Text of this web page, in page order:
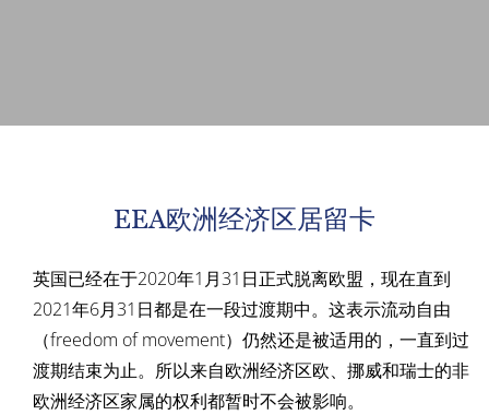
EEA欧洲经济区居留卡
英国已经在于2020年1月31日正式脱离欧盟，现在直到
2021年6月31日都是在一段过渡期中。这表示流动自由
（freedom of movement）仍然还是被适用的，一直到过
渡期结束为止。所以来自欧洲经济区欧、挪威和瑞士的非
欧洲经济区家属的权利都暂时不会被影响。